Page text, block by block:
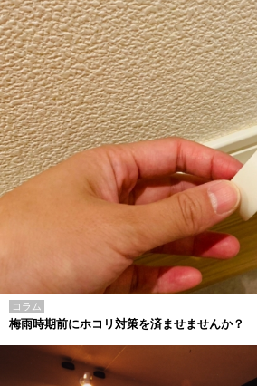
コラム
梅雨時期前にホコリ対策を済ませませんか？